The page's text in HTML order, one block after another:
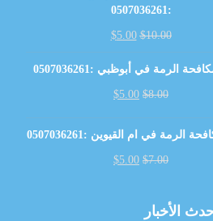
:0507036261
$10.00
$5.00
الرمة في أبوظبي :0507036261
$8.00
$5.00
الرمة في ام القيوين :0507036261
$7.00
$5.00
الأخبار